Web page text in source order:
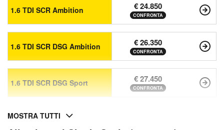
1.6 TDI SCR Ambition € 24.850
CONFRONTA
1.6 TDI SCR DSG Ambition € 26.350
CONFRONTA
1.6 TDI SCR DSG Sport € 27.450
CONFRONTA
MOSTRA TUTTI